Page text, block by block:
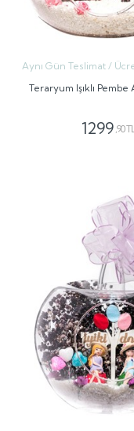
Aynı Gün Teslimat /
Teraryum Işıklı Pembe
1299 ,90 TL